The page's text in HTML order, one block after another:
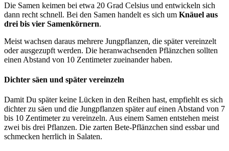
Die Samen keimen bei etwa 20 Grad Celsius und entwickeln sich
dann recht schnell. Bei den Samen handelt es sich um Knäuel aus
drei bis vier Samenkörnern.
Meist wachsen daraus mehrere Jungpflanzen, die später vereinzelt
oder ausgezupft werden. Die heranwachsenden Pflänzchen sollten
einen Abstand von 10 Zentimeter zueinander haben.
Dichter säen und später vereinzeln
Damit Du später keine Lücken in den Reihen hast, empfiehlt es sich
dichter zu säen und die Jungpflanzen später auf einen Abstand von 7
bis 10 Zentimeter zu vereinzeln. Aus einem Samen entstehen meist
zwei bis drei Pflanzen. Die zarten Bete-Pflänzchen sind essbar und
schmecken herrlich in Salaten.